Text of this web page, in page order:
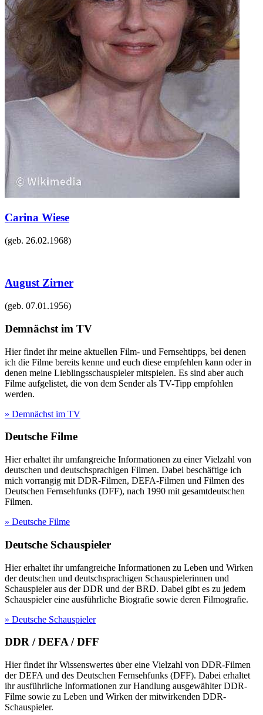
Carina Wiese
(geb. 26.02.1968)
August Zirner
(geb. 07.01.1956)
Demnächst im TV
Hier findet ihr meine aktuellen Film- und Fernsehtipps, bei denen
ich die Filme bereits kenne und euch diese empfehlen kann oder in
denen meine Lieblingsschauspieler mitspielen. Es sind aber auch
Filme aufgelistet, die von dem Sender als TV-Tipp empfohlen
werden.
» Demnächst im TV
Deutsche Filme
Hier erhaltet ihr umfangreiche Informationen zu einer Vielzahl von
deutschen und deutschsprachigen Filmen. Dabei beschäftige ich
mich vorrangig mit DDR-Filmen, DEFA-Filmen und Filmen des
Deutschen Fernsehfunks (DFF), nach 1990 mit gesamtdeutschen
Filmen.
» Deutsche Filme
Deutsche Schauspieler
Hier erhaltet ihr umfangreiche Informationen zu Leben und Wirken
der deutschen und deutschsprachigen Schauspielerinnen und
Schauspieler aus der DDR und der BRD. Dabei gibt es zu jedem
Schauspieler eine ausführliche Biografie sowie deren Filmografie.
» Deutsche Schauspieler
DDR / DEFA / DFF
Hier findet ihr Wissenswertes über eine Vielzahl von DDR-Filmen
der DEFA und des Deutschen Fernsehfunks (DFF). Dabei erhaltet
ihr ausführliche Informationen zur Handlung ausgewählter DDR-
Filme sowie zu Leben und Wirken der mitwirkenden DDR-
Schauspieler.